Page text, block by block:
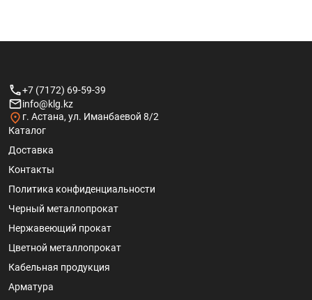
+7 (7172) 69-59-39
info@klg.kz
г. Астана, ул. Иманбаевой 8/2
Каталог
Доставка
Контакты
Политика конфиденциальности
Черный металлопрокат
Нержавеющий прокат
Цветной металлопрокат
Кабельная продукция
Арматура